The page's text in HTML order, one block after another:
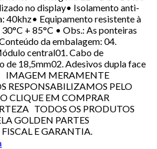
no display• Isolamento anti-
40khz• Equipamento resistente à
+ 85°C • Obs.: As ponteiras
da embalagem: 04.
central01. Cabo de
de 18,5mm02. Adesivos dupla face
IMAGEM MERAMENTE
RESPONSABILIZAMOS PELO
CLIQUE EM COMPRAR
TODOS OS PRODUTOS
GOLDEN PARTES
E GARANTIA.